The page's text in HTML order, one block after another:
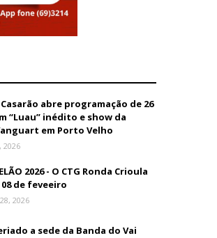
abre programação de 26
“Luau” inédito e show da
em Porto Velho
2026
2026 - O CTG Ronda Crioula
de feveeiro
2026
a sede da Banda do Vai